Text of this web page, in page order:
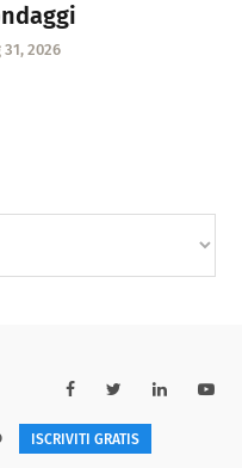
31, 2026
ISCRIVITI GRATIS